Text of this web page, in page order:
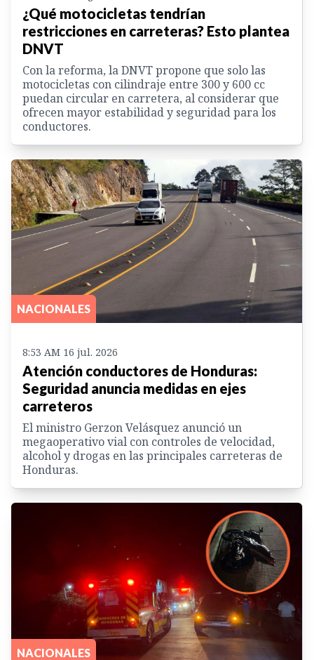
¿Qué motocicletas tendrían
restricciones en carreteras? Esto plantea
DNVT
Con la reforma, la DNVT propone que solo las
motocicletas con cilindraje entre 300 y 600 cc
puedan circular en carretera, al considerar que
ofrecen mayor estabilidad y seguridad para los
conductores.
NACIONALES
8:53 AM 16 jul. 2026
Atención conductores de Honduras:
Seguridad anuncia medidas en ejes
carreteros
El ministro Gerzon Velásquez anunció un
megaoperativo vial con controles de velocidad,
alcohol y drogas en las principales carreteras de
Honduras.
NACIONALES